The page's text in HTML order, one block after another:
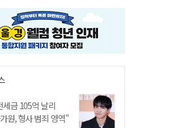
세금 105억 날리
원, 형사 범죄 영역"